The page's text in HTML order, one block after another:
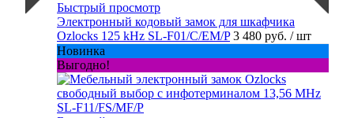
Быстрый просмотр
Электронный кодовый замок для шкафчика
Ozlocks 125 kHz SL-F01/C/EM/P 3 480 руб. / шт
Новинка
Выгодно!